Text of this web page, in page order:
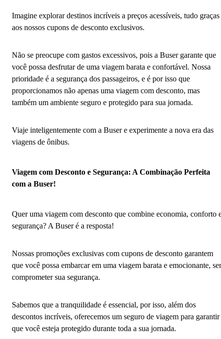
Imagine explorar destinos incríveis a preços acessíveis, tudo graças
aos nossos cupons de desconto exclusivos.
Não se preocupe com gastos excessivos, pois a Buser garante que
você possa desfrutar de uma viagem barata e confortável. Nossa
prioridade é a segurança dos passageiros, e é por isso que
proporcionamos não apenas uma viagem com desconto, mas
também um ambiente seguro e protegido para sua jornada.
Viaje inteligentemente com a Buser e experimente a nova era das
viagens de ônibus.
Viagem com Desconto e Segurança: A Combinação Perfeita
com a Buser!
Quer uma viagem com desconto que combine economia, conforto
segurança? A Buser é a resposta!
Nossas promoções exclusivas com cupons de desconto garantem
que você possa embarcar em uma viagem barata e emocionante,
comprometer sua segurança.
Sabemos que a tranquilidade é essencial, por isso, além dos
descontos incríveis, oferecemos um seguro de viagem para garantir
que você esteja protegido durante toda a sua jornada.